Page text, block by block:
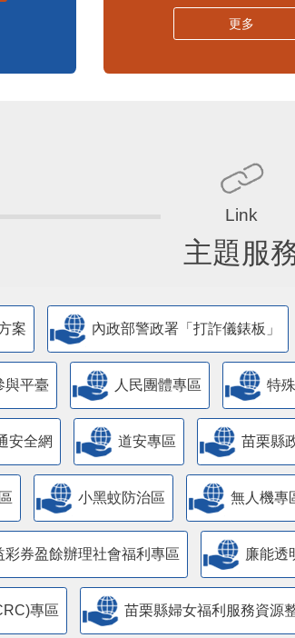
更多
主題服
案 內政部警政署「打詐儀錶板」
與平臺 人民團體專區 特
安全網 道安專區 苗栗縣
小黑蚊防治區 無人機專
彩券盈餘辦理社會福利專區 廉能透
專區 苗栗縣婦女福利服務資源